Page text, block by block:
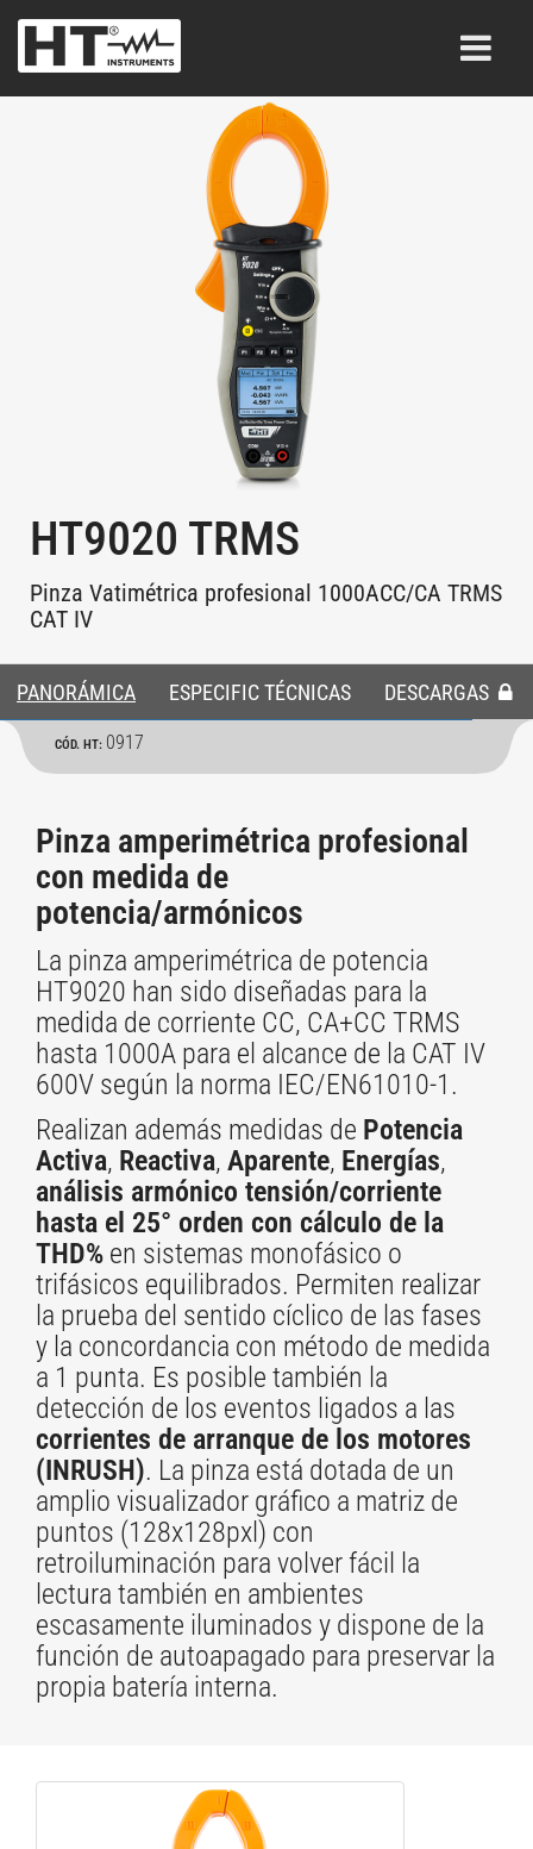
HT9020 TRMS
Pinza Vatimétrica profesional 1000ACC/CA TRMS
CAT IV
PANORÁMICA ESPECIFIC TÉCNICAS DESCARGAS
CÓD. HT: 0917
Pinza amperimétrica profesional
con medida de
potencia/armónicos
La pinza amperimétrica de potencia
HT9020 han sido diseñadas para la
medida de corriente CC, CA+CC TRMS
hasta 1000A para el alcance de la CAT IV
600V según la norma IEC/EN61010-1.
Realizan además medidas de Potencia
Activa, Reactiva, Aparente, Energías,
análisis armónico tensión/corriente
hasta el 25° orden con cálculo de la
THD% en sistemas monofásico o
trifásicos equilibrados. Permiten realizar
la prueba del sentido cíclico de las fases
y la concordancia con método de medida
a 1 punta. Es posible también la
detección de los eventos ligados a las
corrientes de arranque de los motores
(INRUSH). La pinza está dotada de un
amplio visualizador gráfico a matriz de
puntos (128x128pxl) con
retroiluminación para volver fácil la
lectura también en ambientes
escasamente iluminados y dispone de la
función de autoapagado para preservar la
propia batería interna.